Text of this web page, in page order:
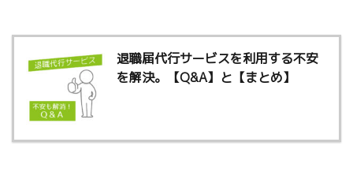
退職届代行サービスを利用する不安
を解決。【Q&A】と【まとめ】